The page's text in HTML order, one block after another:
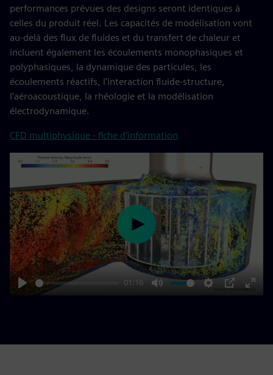
performances prévues des designs seront identiques à
celles du produit réel. Les capacités de modélisation vont
au-delà des flux de fluides et du transfert de chaleur et
incluent également les écoulements monophasiques et
polyphasiques, la dynamique des particules, les
écoulements réactifs, l'interaction fluide-structure,
l'aéroacoustique, la rhéologie et la modélisation
électrodynamique.
CFD multiphysique - fiche d'information
01:16
Mute Settings
PIP
Enter
Play